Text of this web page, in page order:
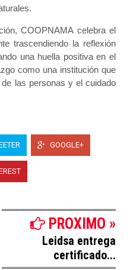
COOPNAMA celebra el
trascendiendo la reflexión
una huella positiva en el
como una institución que
las personas y el cuidado
GOOGLE+
PROXIMO »
Leidsa entrega
certificado...